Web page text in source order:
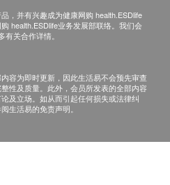
，并有兴趣成为健康网购 health.ESDlife
health.ESDlife业务发展部联络。我们会
关合作详情。
容为即时更新，因此生活易不会预先审查
性及质量。此外，会员所发表的全部内容
及立场。如从而引起任何损失或法律纠
生活易的免责声明。